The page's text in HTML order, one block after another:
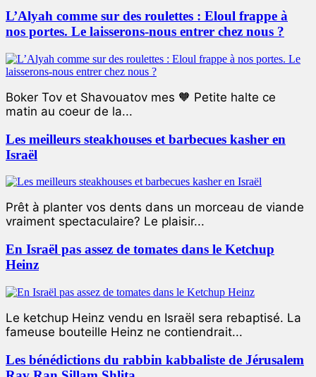
L’Alyah comme sur des roulettes : Eloul frappe à
nos portes. Le laisserons-nous entrer chez nous ?
Boker Tov et Shavouatov mes 🧡 Petite halte ce
matin au coeur de la...
Les meilleurs steakhouses et barbecues kasher en
Israël
Prêt à planter vos dents dans un morceau de viande
vraiment spectaculaire? Le plaisir...
En Israël pas assez de tomates dans le Ketchup
Heinz
Le ketchup Heinz vendu en Israël sera rebaptisé. La
fameuse bouteille Heinz ne contiendrait...
Les bénédictions du rabbin kabbaliste de Jérusalem